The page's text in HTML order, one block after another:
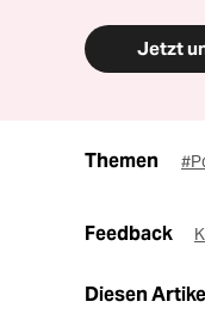
Jetzt
Themen
Feedback
Diesen